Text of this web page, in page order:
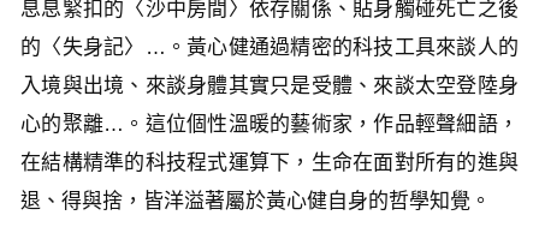
息息緊扣的〈沙中房間〉依存關係、貼身觸碰死亡之後
的〈失身記〉…。黃心健通過精密的科技工具來談人的
入境與出境、來談身體其實只是受體、來談太空登陸身
心的聚離…。這位個性溫暖的藝術家，作品輕聲細語，
在結構精準的科技程式運算下，生命在面對所有的進與
退、得與捨，皆洋溢著屬於黃心健自身的哲學知覺。